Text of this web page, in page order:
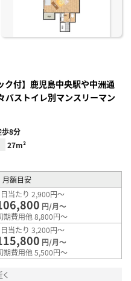
ク付】鹿児島中央駅や中洲通
バストイレ別マンスリーマン
歩8分
27m²
月額目安
当たり 2,900円～
円/月～
期費用他 8,800円～
当たり 3,200円～
円/月～
期費用他 5,500円～